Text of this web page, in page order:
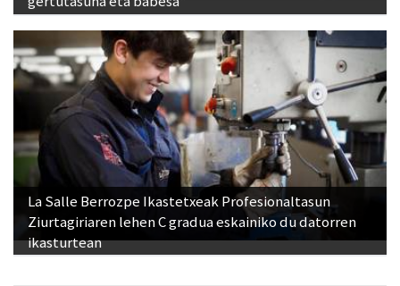
La Salle Berrozpe Ikastetxeak Profesionaltasun
Ziurtagiriaren lehen C gradua eskainiko du datorren
ikasturtean